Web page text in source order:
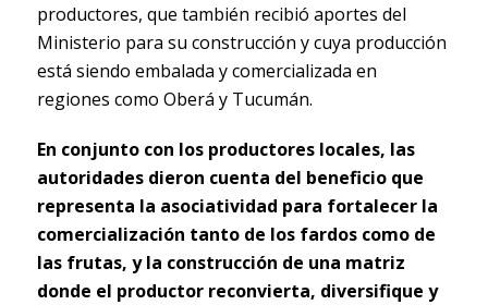
productores, que también recibió aportes del
Ministerio para su construcción y cuya producción
está siendo embalada y comercializada en
regiones como Oberá y Tucumán.
En conjunto con los productores locales, las
autoridades dieron cuenta del beneficio que
representa la asociatividad para fortalecer la
comercialización tanto de los fardos como de
las frutas, y la construcción de una matriz
donde el productor reconvierta, diversifique y